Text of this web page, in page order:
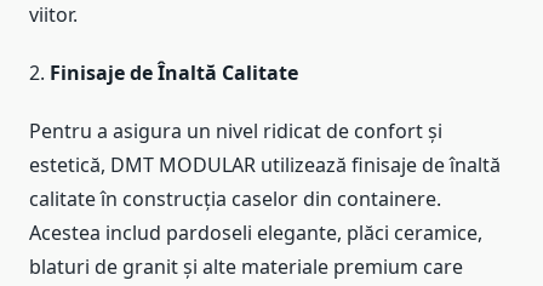
viitor.
2. Finisaje de Înaltă Calitate
Pentru a asigura un nivel ridicat de confort și
estetică, DMT MODULAR utilizează finisaje de înaltă
calitate în construcția caselor din containere.
Acestea includ pardoseli elegante, plăci ceramice,
blaturi de granit și alte materiale premium care